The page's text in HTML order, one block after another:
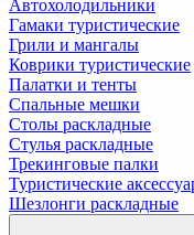
Автохолодильники
Гамаки туристические
Грили и мангалы
Коврики туристические
Палатки и тенты
Спальные мешки
Столы раскладные
Стулья раскладные
Трекинговые палки
Туристические
Шезлонги раскладные